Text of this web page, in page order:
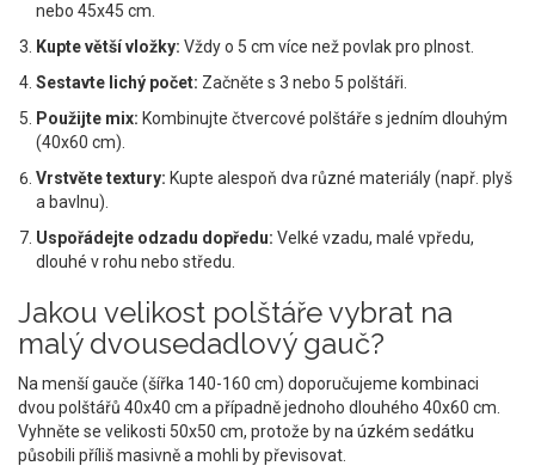
nebo 45x45 cm.
Kupte větší vložky: Vždy o 5 cm více než povlak pro plnost.
Sestavte lichý počet: Začněte s 3 nebo 5 polštáři.
Použijte mix: Kombinujte čtvercové polštáře s jedním dlouhým
(40x60 cm).
Vrstvěte textury: Kupte alespoň dva různé materiály (např. plyš
a bavlnu).
Uspořádejte odzadu dopředu: Velké vzadu, malé vpředu,
dlouhé v rohu nebo středu.
Jakou velikost polštáře vybrat na
malý dvousedadlový gauč?
Na menší gauče (šířka 140-160 cm) doporučujeme kombinaci
dvou polštářů 40x40 cm a případně jednoho dlouhého 40x60 cm.
Vyhněte se velikosti 50x50 cm, protože by na úzkém sedátku
působili příliš masivně a mohli by převisovat.